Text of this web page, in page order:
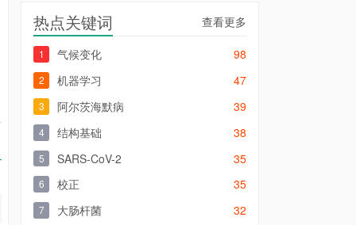
热点关键词 查看更多
1 气候变化 98
2 机器学习 47
3 阿尔茨海默病 39
4 结构基础 38
5 SARS-CoV-2 35
6 校正 35
7 大肠杆菌 32